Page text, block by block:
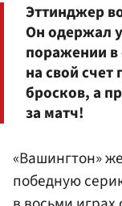
Эттинджер
Он одержал
поражении в
на свой счет
бросков, а
за матч!
«Вашингтон»
победную